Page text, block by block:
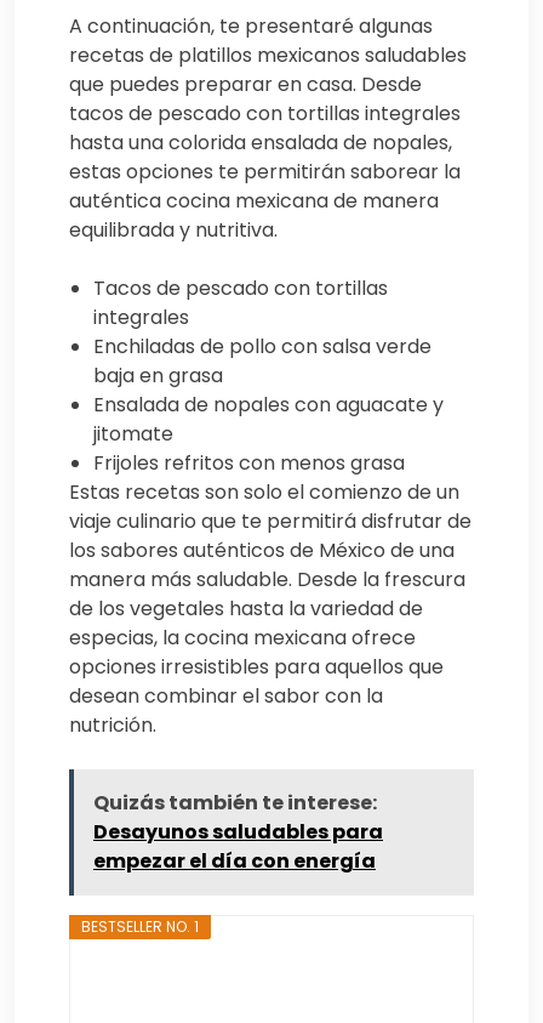
A continuación, te presentaré algunas
recetas de platillos mexicanos saludables
que puedes preparar en casa. Desde
tacos de pescado con tortillas integrales
hasta una colorida ensalada de nopales,
estas opciones te permitirán saborear la
auténtica cocina mexicana de manera
equilibrada y nutritiva.
Tacos de pescado con tortillas
integrales
Enchiladas de pollo con salsa verde
baja en grasa
Ensalada de nopales con aguacate y
jitomate
Frijoles refritos con menos grasa
Estas recetas son solo el comienzo de un
viaje culinario que te permitirá disfrutar de
los sabores auténticos de México de una
manera más saludable. Desde la frescura
de los vegetales hasta la variedad de
especias, la cocina mexicana ofrece
opciones irresistibles para aquellos que
desean combinar el sabor con la
nutrición.
Quizás también te interese:
Desayunos saludables para
empezar el día con energía
BESTSELLER NO. 1